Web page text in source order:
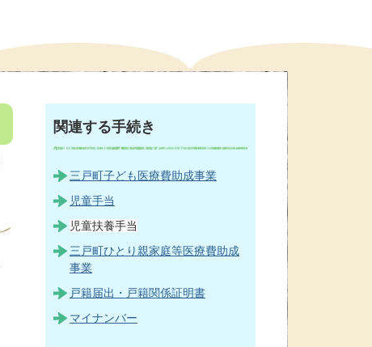
関連する手続き
三戸町子ども医療費助成事業
児童手当
児童扶養手当
三戸町ひとり親家庭等医療費助成
事業
戸籍届出・戸籍関係証明書
マイナンバー